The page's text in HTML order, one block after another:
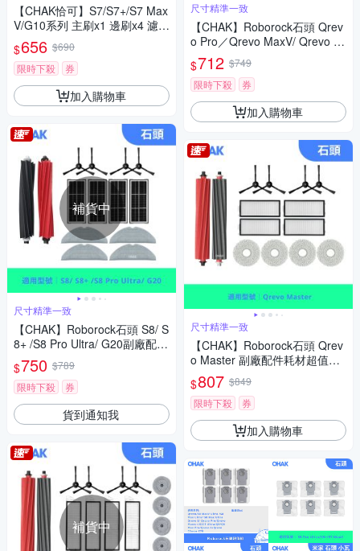
【CHAK恰可】S7/S7+/S7 Max
V/G10系列 主刷x1 邊刷x4 濾網
x4 灰色拖布x2
$656 $690
限時下殺
券
加入購物車
補貨中
尺寸精準一致
【CHAK】Roborock石頭 S8/ S
8+ /S8 Pro Ultra/ G20副廠配件
(主刷x1 邊刷x4 活性碳濾網x4
雙震動拖布x4)
$750 $789
限時下殺
券
貨到通知我
補貨中
尺寸精準一致
【CHAK】Roborock石頭 Qrev
o Pro／Qrevo MaxV/ Qrevo S
副廠配件耗材超值組(主刷x1 邊
刷x4 濾網x4 拖布x4)
$712 $749
限時下殺
券
加入購物車
尺寸精準一致
【CHAK】Roborock石頭 Qrev
o Master 副廠配件耗材超值組
(主刷x1 邊刷x4 濾網x4 拖布x4)
$807 $849
限時下殺
券
加入購物車